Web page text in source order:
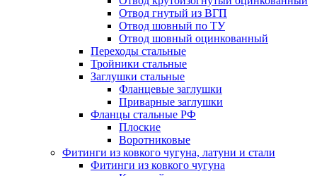
Отвод гнутый из ВГП
Отвод шовный по ТУ
Отвод шовный оцинкованный
Переходы стальные
Тройники стальные
Заглушки стальные
Фланцевые заглушки
Приварные заглушки
Фланцы стальные РФ
Плоские
Воротниковые
Фитинги из ковкого чугуна, латуни и стали
Фитинги из ковкого чугуна